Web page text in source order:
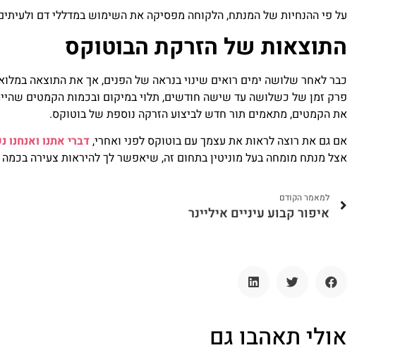
על פי ההנחיות של המנתח, הלקוחה מפסיקה את השימוש במדללי דם
התוצאות של הזרקת הבוטוקס
כבר לאחר שלושה ימים רואים שינוי בנראה של הפנים, אך את התוצאה
פרק זמן של כשלושה עד שישה חודשים, תלוי במיקום ובכמות הקמטים
את הקמטים, מתאמים תור חדש לביצוע הזרקה נוספת של בוטוקס.
אם גם את רוצה לראות את עצמך עם בוטוקס לפני ואחרי,דברי אתנו
אצל מנתח מומחה בעל מוניטין בתחום זה, שיאפשר לך להיראות צעירה בכמה
למאמר הקודם
איפור קבוע עיניים איליינר
אולי תאהבו גם